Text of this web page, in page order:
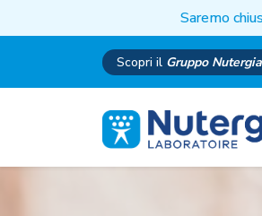
Saremo
Scopri il Gruppo Nutergia